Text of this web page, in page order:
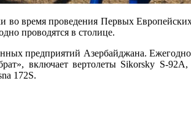
время проведения Первых
проводятся в столице.
предприятий Азербайджана.
включает вертолеты Sikorsky S-
172S.